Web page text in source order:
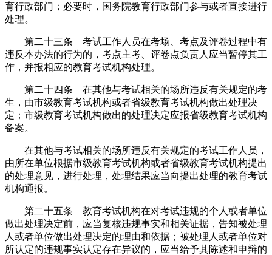
育行政部门；必要时，国务院教育行政部门参与或者直接进行
处理。
第二十三条 考试工作人员在考场、考点及评卷过程中有
违反本办法的行为的，考点主考、评卷点负责人应当暂停其工
作，并报相应的教育考试机构处理。
第二十四条 在其他与考试相关的场所违反有关规定的考
生，由市级教育考试机构或者省级教育考试机构做出处理决
定；市级教育考试机构做出的处理决定应报省级教育考试机构
备案。
在其他与考试相关的场所违反有关规定的考试工作人员，
由所在单位根据市级教育考试机构或者省级教育考试机构提出
的处理意见，进行处理，处理结果应当向提出处理的教育考试
机构通报。
第二十五条 教育考试机构在对考试违规的个人或者单位
做出处理决定前，应当复核违规事实和相关证据，告知被处理
人或者单位做出处理决定的理由和依据；被处理人或者单位对
所认定的违规事实认定存在异议的，应当给予其陈述和申辩的